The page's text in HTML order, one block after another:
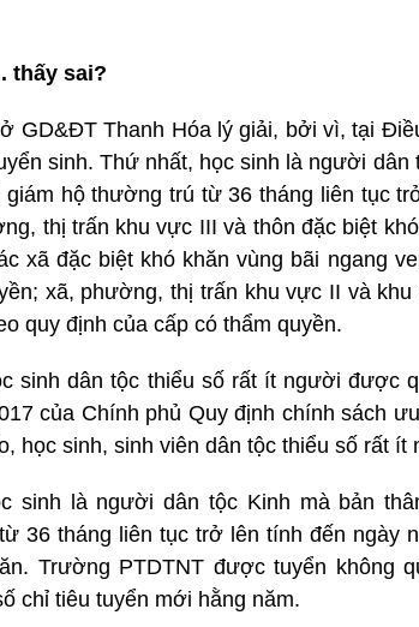
thấy sai?
GD&ĐT Thanh Hóa lý giải, bởi vì, tại
sinh. Thứ nhất, học sinh là người dân
hộ thường trú từ 36 tháng liên tục
thị trấn khu vực III và thôn đặc biệt
xã đặc biệt khó khăn vùng bãi ngang
xã, phường, thị trấn khu vực II và
quy định của cấp có thẩm quyền.
sinh dân tộc thiểu số rất ít người được
của Chính phủ Quy định chính sách
học sinh, sinh viên dân tộc thiểu số rất ít
sinh là người dân tộc Kinh mà bản
36 tháng liên tục trở lên tính đến ngày
Trường PTDTNT được tuyển không
chỉ tiêu tuyển mới hằng năm.